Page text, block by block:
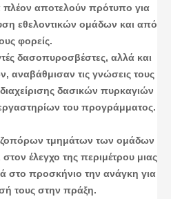
πλέον αποτελούν πρότυπο για
εθελοντικών ομάδων και από
φορείς.
δασοπυροσβέστες, αλλά και
αναβάθμισαν τις γνώσεις τους
δασικών πυρκαγιών
του προγράμματος.
τμημάτων των ομάδων
έλεγχο της περιμέτρου μιας
στο προσκήνιο την ανάγκη για
τους στην πράξη.